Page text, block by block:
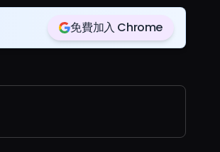
免費加入 Chrome